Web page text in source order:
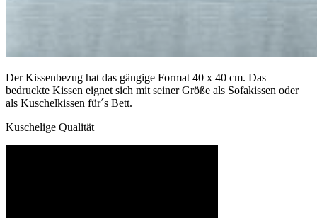
Der Kissenbezug hat das gängige Format 40 x 40 cm. Das
bedruckte Kissen eignet sich mit seiner Größe als Sofakissen oder
als Kuschelkissen für´s Bett.
Kuschelige Qualität